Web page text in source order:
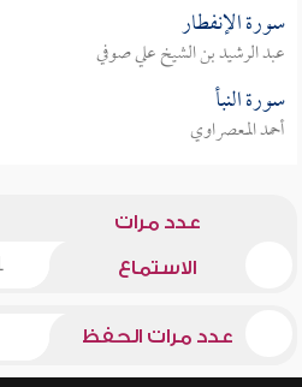
سورة الإنفطار
عبد الرشيد بن الشيخ علي صوفي
سورة النبأ
أحمد المعصراوي
عدد مرات
الاستماع
عدد مرات الحفظ